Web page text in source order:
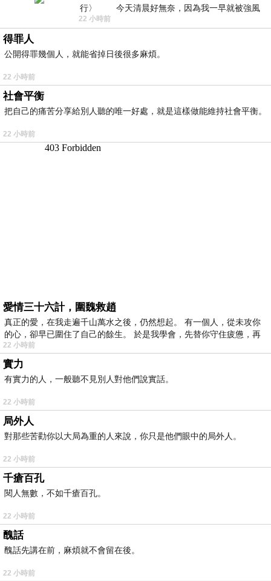
行〉 今天清晨好無奈，因為我一早就被強風
22 小時前
得罪人
公開得罪幾個人，就能省掉日後很多麻煩。
22 小時前
社會平衡
把自己的痛苦分享給別人聽的唯一好處，就是這樣做能維持社會平衡。
22 小時前
愛情三十六計，圍魏救趙
真正的愛，在我走遍千山萬水之後，仍然想起。 有一個人，從未攻你
的心，卻早已圍住了自己的餘生。 於是我學會，先替你守住疲憊，再
22 小時前
實力
有實力的人，一般聽不見別人對他們說實話。
22 小時前
局外人
對那些苦勸你以大局為重的人來說，你只是他們眼中的局外人。
22 小時前
千瘡百孔
閱人無數，不如千瘡百孔。
22 小時前
醜話
醜話先講在前，麻煩就不會留在後。
22 小時前